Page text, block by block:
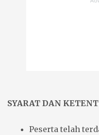
SYARAT DAN
Peserta telah